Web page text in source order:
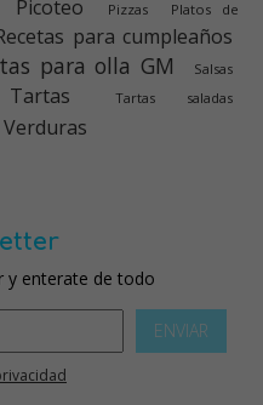
Picoteo Pizzas
Platos de
para cumpleaños
para olla GM
Salsas
Tartas Tartas saladas
Verduras
y enterate de todo
ENVIAR